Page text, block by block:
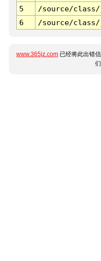
5
/source/
6
/source/
www.365jz.com 已经将此出错